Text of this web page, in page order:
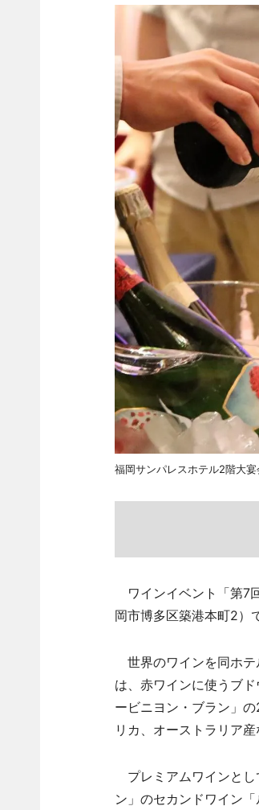
福岡サンパレスホテル2階大
ワインイベント「第7
岡市博多区築港本町2）
世界のワインを同ホテ
は、赤ワインに使うブ
ービニヨン・ブラン」
リカ、オーストラリア
プレミアムワインとし
ン」のセカンドワイン